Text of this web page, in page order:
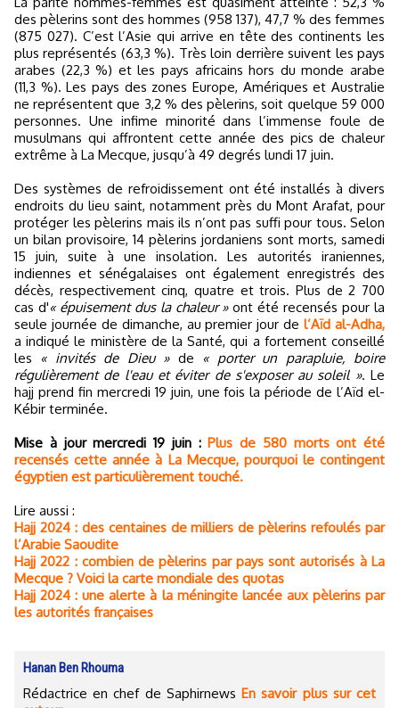
des pèlerins sont des hommes (958 137), 47,7 % des femmes
(875 027). C’est l’Asie qui arrive en tête des continents les
plus représentés (63,3 %). Très loin derrière suivent les pays
arabes (22,3 %) et les pays africains hors du monde arabe
(11,3 %). Les pays des zones Europe, Amériques et Australie
ne représentent que 3,2 % des pèlerins, soit quelque 59 000
personnes. Une infime minorité dans l’immense foule de
musulmans qui affrontent cette année des pics de chaleur
extrême à La Mecque, jusqu’à 49 degrés lundi 17 juin.
Des systèmes de refroidissement ont été installés à divers
endroits du lieu saint, notamment près du Mont Arafat, pour
protéger les pèlerins mais ils n’ont pas suffi pour tous. Selon
un bilan provisoire, 14 pèlerins jordaniens sont morts, samedi
15 juin, suite à une insolation. Les autorités iraniennes,
indiennes et sénégalaises ont également enregistrés des
décès, respectivement cinq, quatre et trois. Plus de 2 700
cas d'« épuisement dus la chaleur »ont été recensés pour la
seule journée de dimanche, au premier jour del’Aïd al-Adha,
a indiqué le ministère de la Santé, qui a fortement conseillé
les « invités de Dieu »de « porter un parapluie, boire
régulièrement de l'eau et éviter de s'exposer au soleil ». Le
hajj prend fin mercredi 19 juin, une fois la période de l’Aïd el-
Kébir terminée.
Mise à jour mercredi 19 juin : Plus de 580 morts ont été
recensés cette année à La Mecque, pourquoi le contingent
égyptien est particulièrement touché.
Lire aussi :
Hajj 2024 : des centaines de milliers de pèlerins refoulés par
l’Arabie Saoudite
Hajj 2022 : combien de pèlerins par pays sont autorisés à La
Mecque ? Voici la carte mondiale des quotas
Hajj 2024 : une alerte à la méningite lancée aux pèlerins par
les autorités françaises
Hanan Ben Rhouma
Rédactrice en chef de SaphirnewsEn savoir plus sur cet